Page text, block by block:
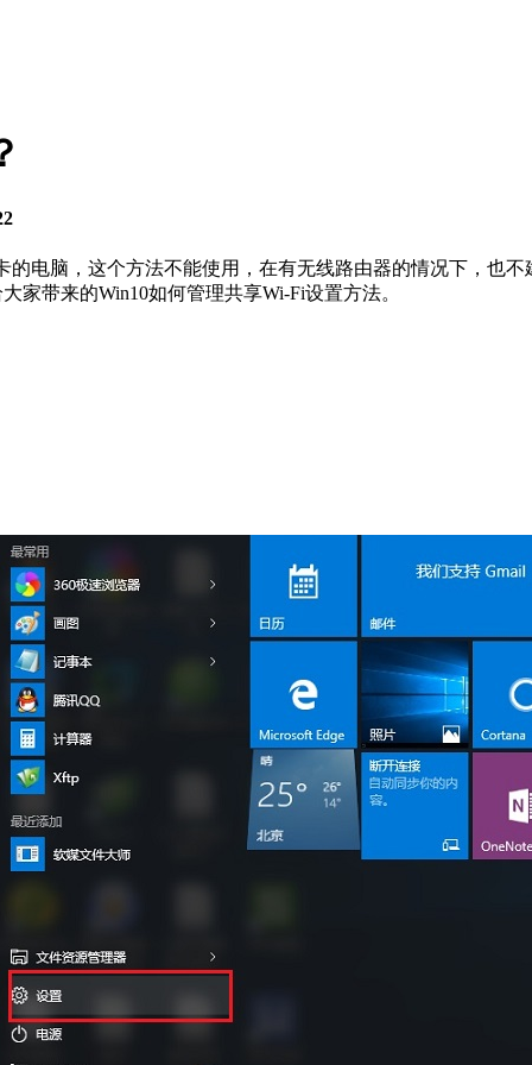
电脑，这个方法不能使用，在有无线路由器的情况下，也
家带来的Win10如何管理共享Wi-Fi设置方法。